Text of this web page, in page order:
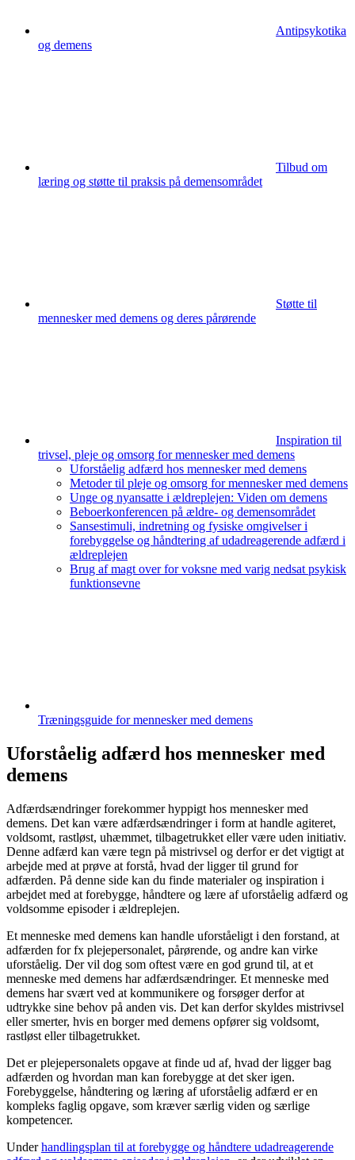
Antipsykotika
og demens
Tilbud om
læring og støtte til praksis på demensområdet
Støtte til
mennesker med demens og deres pårørende
Inspiration til
trivsel, pleje og omsorg for mennesker med demens
Uforståelig adfærd hos mennesker med demens
Metoder til pleje og omsorg for mennesker med demens
Unge og nyansatte i ældreplejen: Viden om demens
Beboerkonferencen på ældre- og demensområdet
Sansestimuli, indretning og fysiske omgivelser i
forebyggelse og håndtering af udadreagerende adfærd i
ældreplejen
Brug af magt over for voksne med varig nedsat psykisk
funktionsevne
Træningsguide for mennesker med demens
Uforståelig adfærd hos mennesker med
demens
Adfærdsændringer forekommer hyppigt hos mennesker med
demens. Det kan være adfærdsændringer i form at handle agiteret,
voldsomt, rastløst, uhæmmet, tilbagetrukket eller være uden initiativ.
Denne adfærd kan være tegn på mistrivsel og derfor er det vigtigt at
arbejde med at prøve at forstå, hvad der ligger til grund for
adfærden. På denne side kan du finde materialer og inspiration i
arbejdet med at forebygge, håndtere og lære af uforståelig adfærd og
voldsomme episoder i ældreplejen.
Et menneske med demens kan handle uforståeligt i den forstand, at
adfærden for fx plejepersonalet, pårørende, og andre kan virke
uforståelig. Der vil dog som oftest være en god grund til, at et
menneske med demens har adfærdsændringer. Et menneske med
demens har svært ved at kommunikere og forsøger derfor at
udtrykke sine behov på anden vis. Det kan derfor skyldes mistrivsel
eller smerter, hvis en borger med demens opfører sig voldsomt,
rastløst eller tilbagetrukket.
Det er plejepersonalets opgave at finde ud af, hvad der ligger bag
adfærden og hvordan man kan forebygge at det sker igen.
Forebyggelse, håndtering og læring af uforståelig adfærd er en
kompleks faglig opgave, som kræver særlig viden og særlige
kompetencer.
Underhandlingsplan til at forebygge og håndtere udadreagerende